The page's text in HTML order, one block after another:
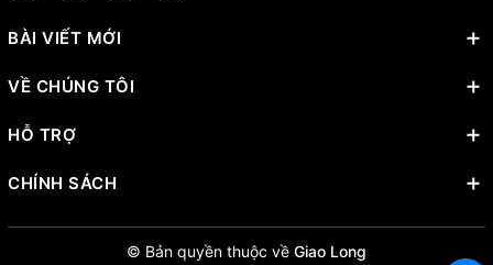
BÀI VIẾT MỚI
VỀ CHÚNG TÔI
HỖ TRỢ
CHÍNH SÁCH
© Bản quyền thuộc về Giao Long